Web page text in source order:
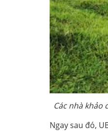
Các nhà khảo
Ngay sau đó,